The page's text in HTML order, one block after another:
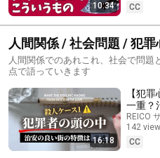
10:34
CC
人間関係 / 社会問題 / 犯罪
人間関係でのあれこれ、社会で問
点で語っていきます
16:18
【犯
一重？
みん
REICO
142
CC